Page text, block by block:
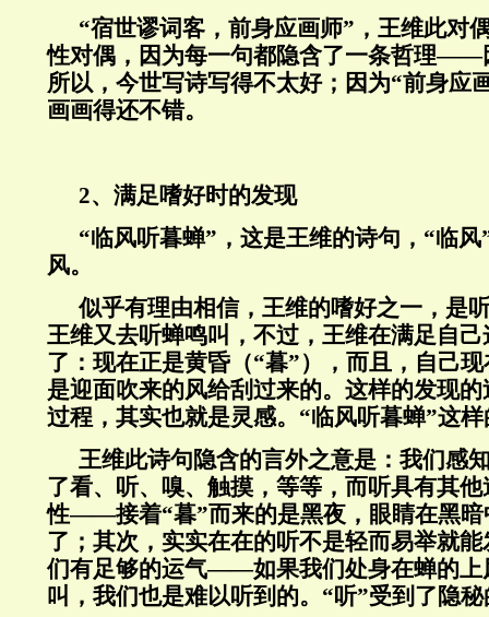
“宿世谬词客，前身应画师”，王维此对
性对偶，因为每一句都隐含了一条哲理——
所以，今世写诗写得不太好；因为“前身应
画画得还不错。
2、满足嗜好时的发现
“临风听暮蝉”，这是王维的诗句，“临
风。
似乎有理由相信，王维的嗜好之一，是
王维又去听蝉鸣叫，不过，王维在满足自
了：现在正是黄昏（“暮”），而且，自己
是迎面吹来的风给刮过来的。这样的发现
过程，其实也就是灵感。“临风听暮蝉”这
王维此诗句隐含的言外之意是：我们感
了看、听、嗅、触摸，等等，而听具有其
性——接着“暮”而来的是黑夜，眼睛在黑暗
了；其次，实实在在的听不是轻而易举就
们有足够的运气——如果我们处身在蝉的上
叫，我们也是难以听到的。“听”受到了隐